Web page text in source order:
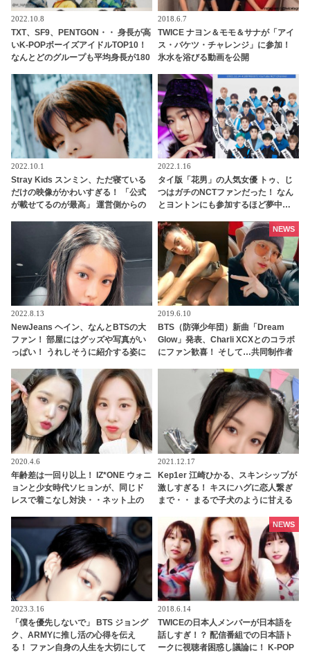
2022.10.8
TXT、SF9、PENTGON・・ 身長が高
いK-POPボーイズアイドルTOP10！
なんとどのグループも平均身長が180
のグループも
2018.6.7
TWICE ナヨン＆モモ＆サナが「アイ
ス・バケツ・チャレンジ」に参加！
氷水を浴びる動画を公開
2022.10.1
Stray Kids スンミン、ただ寝ている
だけの映像がかわいすぎる！ 「公式
が載せてるのが最高」 運営側からの
2022.1.16
タイ版「花男」の人気女優 トゥ、じ
つはガチのNCTファンだった！ なん
とヨントンにも参加するほど夢中…
問に彼女が選んだのは・・？
2022.8.13
NewJeans ヘイン、なんとBTSの大
ファン！ 部屋にはグッズや写真がい
っぱい！ うれしそうに紹介する姿に
2019.6.10
BTS（防弾少年団）新曲「Dream
Glow」発表、Charli XCXとのコラボ
にファン歓喜！ そして…共同制作者
そして彼の絶望から生まれた歌」
NEWS
2020.4.6
年齢差は一回り以上！ IZ*ONE ウォニ
ョンと少女時代ソヒョンが、同じド
レスで着こなし対決・・ネット上の
2021.12.17
Kep1er 江崎ひかる、スキンシップが
激しすぎる！ キスにハグに恋人繋ぎ
まで・・ まるで子犬のように甘える
2023.3.16
「僕を優先しないで」 BTS ジョング
ク、ARMYに推し活の心得を伝え
る！ ファン自身の人生を大切にして
2018.6.14
TWICEの日本人メンバーが日本語を
話しすぎ！？ 配信番組での日本語ト
ークに視聴者困惑し議論に！ K-POP
NEWS